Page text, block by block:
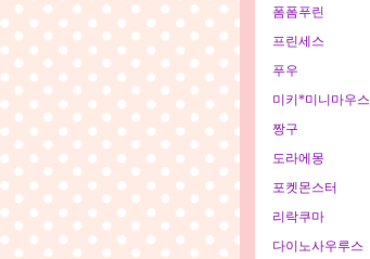
폼폼푸린
프린세스
푸우
미키*미니마우스
짱구
도라에몽
포켓몬스터
리락쿠마
다이노사우루스